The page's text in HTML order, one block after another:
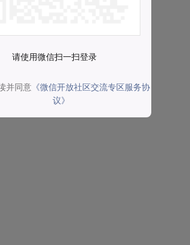
请使用微信扫一扫登录
并同意 《微信开放社区交流专区服务协
议》